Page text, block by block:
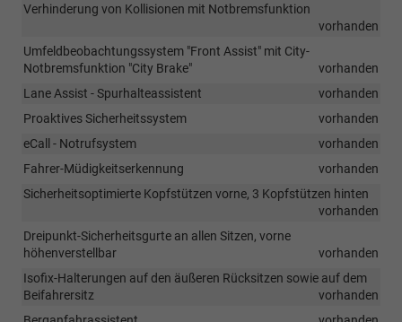
Verhinderung von Kollisionen mit Notbremsfunktion
vorhanden
Umfeldbeobachtungssystem "Front Assist" mit City-
Notbremsfunktion "City Brake"
vorhanden
Lane Assist - Spurhalteassistent
vorhanden
Proaktives Sicherheitssystem
vorhanden
eCall - Notrufsystem
vorhanden
Fahrer-Müdigkeitserkennung
vorhanden
Sicherheitsoptimierte Kopfstützen vorne, 3 Kopfstützen hinten
vorhanden
Dreipunkt-Sicherheitsgurte an allen Sitzen, vorne
höhenverstellbar
vorhanden
Isofix-Halterungen auf den äußeren Rücksitzen sowie auf dem
Beifahrersitz
vorhanden